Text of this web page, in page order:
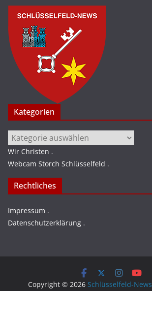
Kategorien
Kategorien
Wir Christen .
Webcam Storch Schlüsselfeld .
Rechtliches
Impressum .
Datenschutzerklärung .
Copyright © 2026 Schlüsselfeld-News